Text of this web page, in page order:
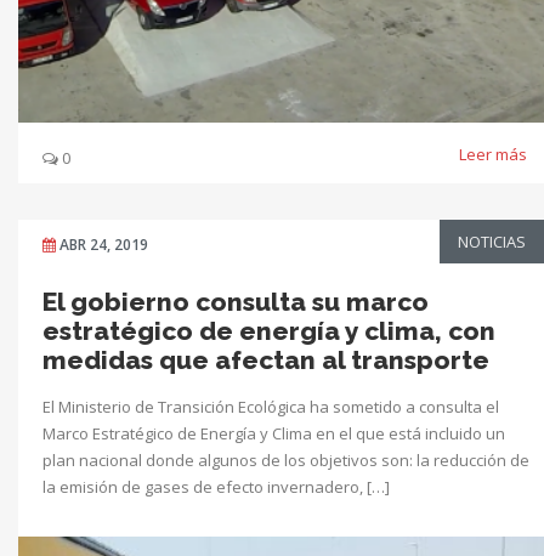
0 Leer más
ABR 24, 2019 NOTICIAS
El gobierno consulta su marco
estratégico de energía y clima, con
medidas que afectan al transporte
El Ministerio de Transición Ecológica ha sometido a consulta el
Marco Estratégico de Energía y Clima en el que está incluido un
plan nacional donde algunos de los objetivos son: la reducción de
la emisión de gases de efecto invernadero, […]